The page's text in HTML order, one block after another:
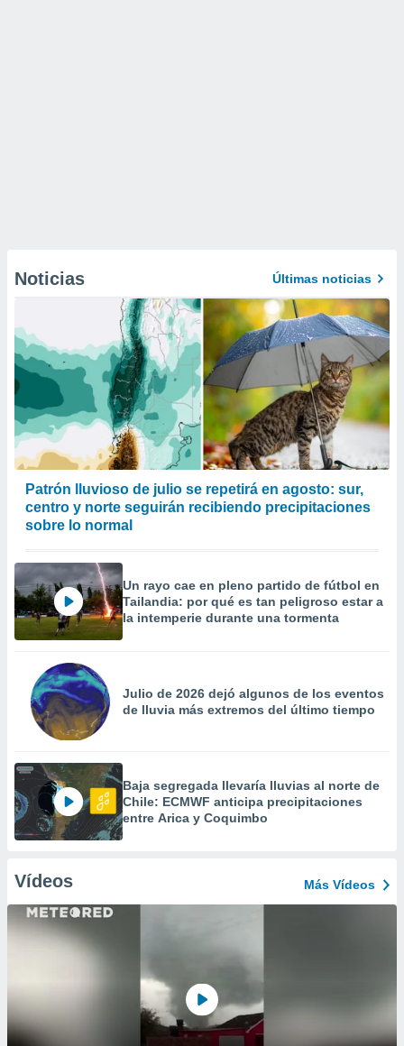
Noticias Últimas noticias
Patrón lluvioso de julio se repetirá en agosto: sur,
centro y norte seguirán recibiendo precipitaciones
sobre lo normal
Un rayo cae en pleno partido de fútbol en
Tailandia: por qué es tan peligroso estar a
la intemperie durante una tormenta
Julio de 2026 dejó algunos de los eventos
de lluvia más extremos del último tiempo
Baja segregada llevaría lluvias al norte de
Chile: ECMWF anticipa precipitaciones
entre Arica y Coquimbo
Vídeos Más Vídeos